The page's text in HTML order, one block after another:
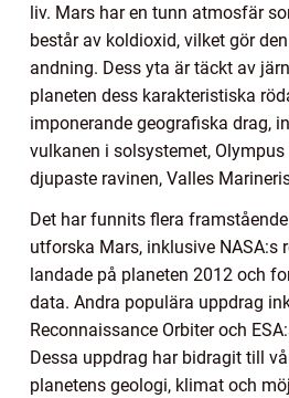
liv. Mars har en tunn atmosfär
består av koldioxid, vilket gör
andning. Dess yta är täckt av
planeten dess karakteristiska
imponerande geografiska drag,
vulkanen i solsystemet, Olympus
djupaste ravinen, Valles
Det har funnits flera
utforska Mars, inklusive NASA:s
landade på planeten 2012 och
data. Andra populära uppdrag
Reconnaissance Orbiter och
Dessa uppdrag har bidragit till
planetens geologi, klimat och